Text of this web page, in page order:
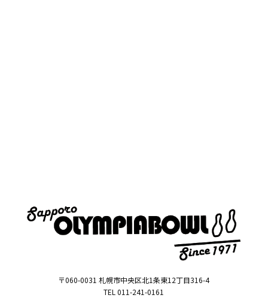
〒060-0031 札幌市中央区北1条東12丁目316-4
TEL 011-241-0161